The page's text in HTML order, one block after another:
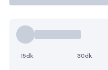
15dk 30dk